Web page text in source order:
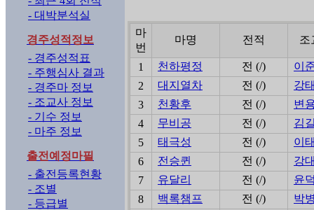
- 대박분석실
경주성적정보
- 경주성적표
- 주행심사 결과
- 경주마 정보
- 조교사 정보
- 기수 정보
- 마주 정보
출전예정마필
- 출전등록현황
- 조별
- 등급별
마
번
마명 전적 조
1 천하평정 전 (/)
이
2
대지열차 전 (/)
강
3
천황후 전 (/)
변
4
무비공 전 (/)
김
5
태극성 전 (/)
이
6
전승퀸 전 (/)
강
7
유달리 전 (/)
윤
8
백록챔프 전 (/)
박